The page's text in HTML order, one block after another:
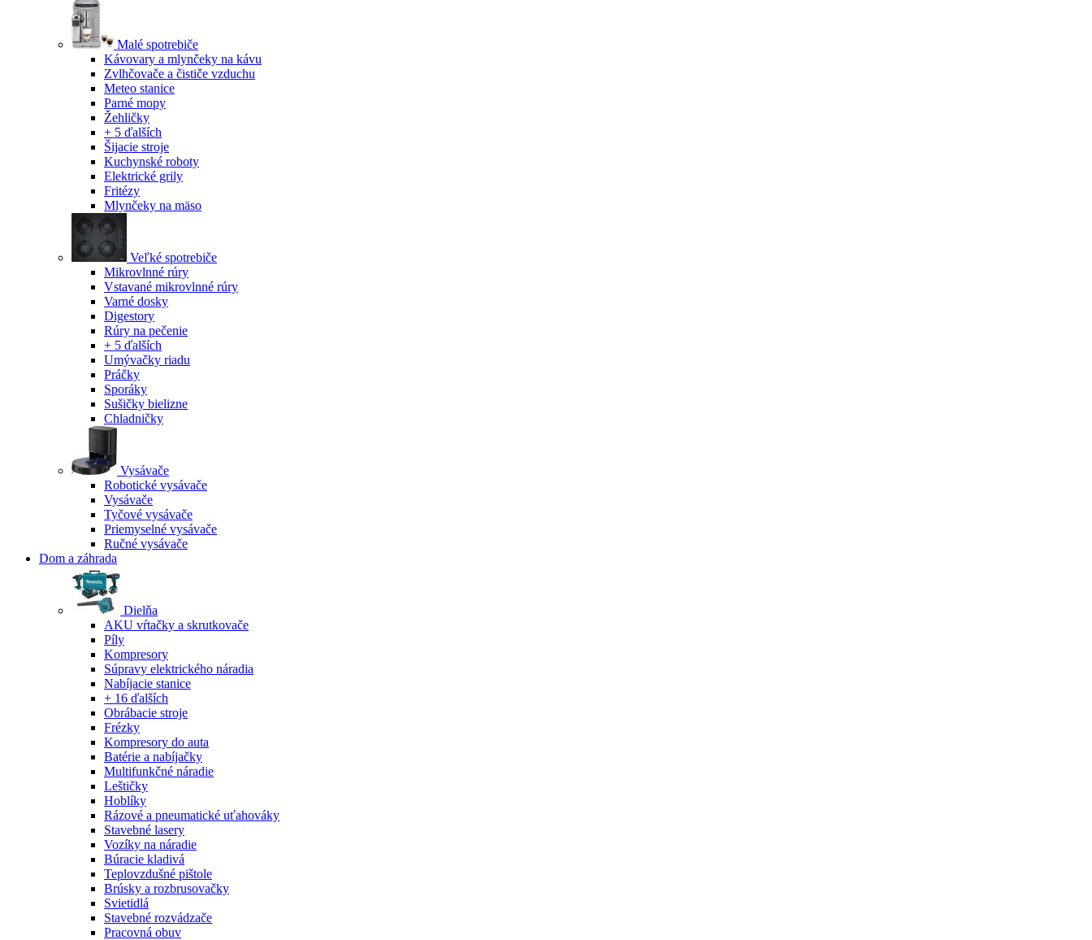
Malé spotrebiče
Kávovary a mlynčeky na kávu
Zvlhčovače a čističe vzduchu
Meteo stanice
Parné mopy
Žehličky
+ 5 ďalších
Šijacie stroje
Kuchynské roboty
Elektrické grily
Fritézy
Mlynčeky na mäso
Veľké spotrebiče
Mikrovlnné rúry
Vstavané mikrovlnné rúry
Varné dosky
Digestory
Rúry na pečenie
+ 5 ďalších
Umývačky riadu
Práčky
Sporáky
Sušičky bielizne
Chladničky
Vysávače
Robotické vysávače
Vysávače
Tyčové vysávače
Priemyselné vysávače
Ručné vysávače
Dom a záhrada
Dielňa
AKU vŕtačky a skrutkovače
Píly
Kompresory
Súpravy elektrického náradia
Nabíjacie stanice
+ 16 ďalších
Obrábacie stroje
Frézky
Kompresory do auta
Batérie a nabíjačky
Multifunkčné náradie
Leštičky
Hoblíky
Rázové a pneumatické uťahováky
Stavebné lasery
Vozíky na náradie
Búracie kladivá
Teplovzdušné pištole
Brúsky a rozbrusovačky
Svietidlá
Stavebné rozvádzače
Pracovná obuv